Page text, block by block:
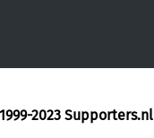
2023 Supporters.nl